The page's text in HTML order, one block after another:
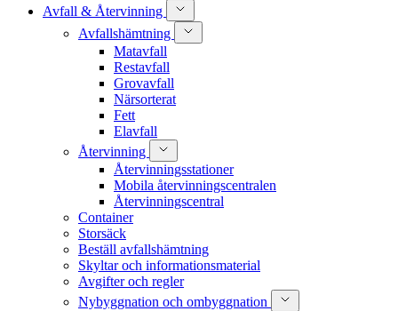
Avfall & Återvinning
Avfallshämtning
Matavfall
Restavfall
Grovavfall
Närsorterat
Fett
Elavfall
Återvinning
Återvinningsstationer
Mobila återvinningscentralen
Återvinningscentral
Container
Storsäck
Beställ avfallshämtning
Skyltar och informationsmaterial
Avgifter och regler
Nybyggnation och ombyggnation